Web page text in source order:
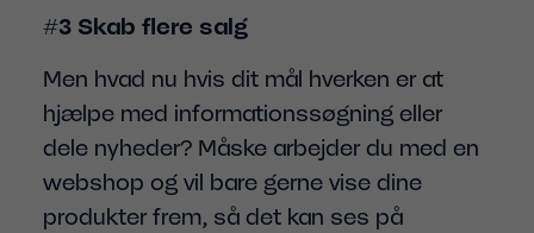
#3 Skab flere salg
Men hvad nu hvis dit mål hverken er at
hjælpe med informationssøgning eller
dele nyheder? Måske arbejder du med en
webshop og vil bare gerne vise dine
produkter frem, så det kan ses på